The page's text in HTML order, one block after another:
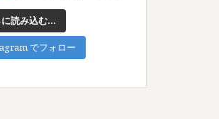
読み込む...
でフォロー